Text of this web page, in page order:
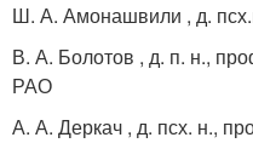
Ш. А. Амонашвили , д.
В. А. Болотов , д. п. н.,
РАО
А. А. Деркач , д. псх. н.,